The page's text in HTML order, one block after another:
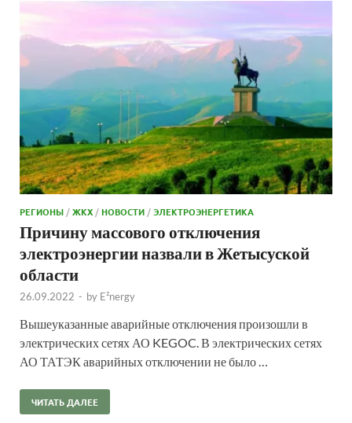
РЕГИОНЫ/ЖКХ/НОВОСТИ/ЭЛЕКТРОЭНЕРГЕТИКА
Причину массового отключения
электроэнергии назвали в Жетысуской
области
26.09.2022 - by E²nergy
Вышеуказанные аварийные отключения произошли в
электрических сетях АО KEGOC. В электрических сетях
АО ТАТЭК аварийных отключении не было …
ЧИТАТЬ ДАЛЕЕ